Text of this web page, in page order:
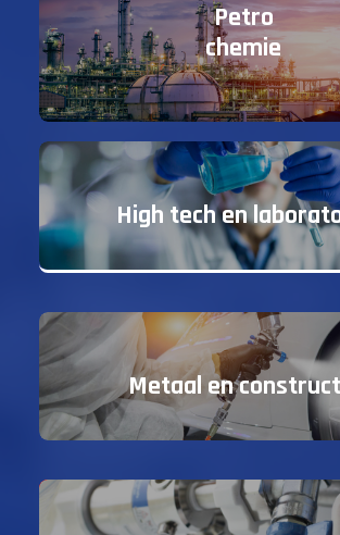
Petro
chemie
High tech en
Metaal en